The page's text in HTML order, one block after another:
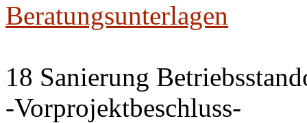
Beratungsunterlagen
18 Sanierung
-Vorprojektbeschluss-